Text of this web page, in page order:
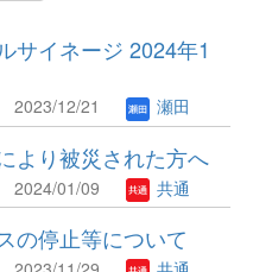
サイネージ 2024年1
2023/12/21 瀬田
より被災された方へ
2024/01/09 共通
の停止等について